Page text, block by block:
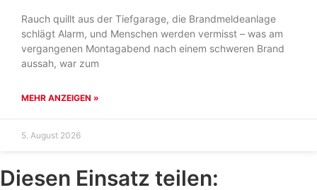
Rauch quillt aus der Tiefgarage, die Brandmeldeanlage
schlägt Alarm, und Menschen werden vermisst – was am
vergangenen Montagabend nach einem schweren Brand
aussah, war zum
MEHR ANZEIGEN »
5. August 2026
Diesen Einsatz teilen: